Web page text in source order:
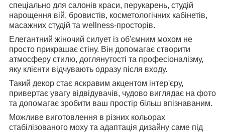
спеціально для салонів краси, перукарень, студій
нарощення вій, бровистів, косметологічних кабінетів,
масажних студій та wellness-просторів.
Елегантний жіночий силует із об'ємним мохом не
просто прикрашає стіну. Він допомагає створити
атмосферу стилю, доглянутості та професіоналізму,
яку клієнти відчувають одразу після входу.
Такий декор стає яскравим акцентом інтер'єру,
привертає увагу відвідувачів, чудово виглядає на фото
та допомагає зробити ваш простір більш впізнаваним.
Можливе виготовлення в різних кольорах
стабілізованого моху та адаптація дизайну саме під